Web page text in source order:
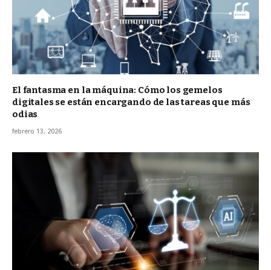
El fantasma en la máquina: Cómo los gemelos
digitales se están encargando de las tareas que más
odias
febrero 13, 2026